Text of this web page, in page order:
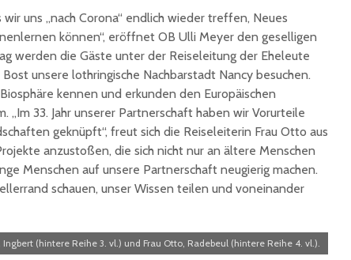
wir uns „nach Corona“ endlich wieder treffen, Neues
können“, eröffnet OB Ulli Meyer den geselligen
werden die Gäste unter der Reiseleitung der Eheleute
unsere lothringische Nachbarstadt Nancy besuchen.
kennen und erkunden den Europäischen
„Im 33. Jahr unserer Partnerschaft haben wir Vorurteile
geknüpft“, freut sich die Reiseleiterin Frau Otto aus
anzustoßen, die sich nicht nur an ältere Menschen
Menschen auf unsere Partnerschaft neugierig machen.
schauen, unser Wissen teilen und voneinander
Ingbert (hintere Reihe 3. vl.) und Frau Otto, Radebeul (hintere Reihe 4. vl.).